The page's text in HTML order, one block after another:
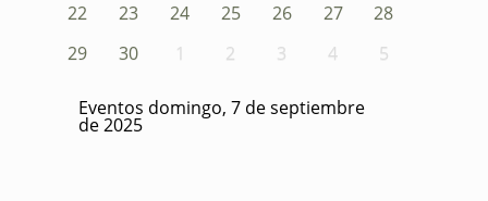
22
23 24 25 26 27
28
29
30 1 2 3 4 5
Eventos domingo, 7 de septiembre
de 2025